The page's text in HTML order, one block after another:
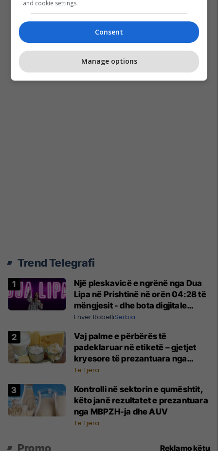
Trend Telegrafi
Një pleskavicë e ngrënë nga Dua
Lipa në Prishtinë në orën 04:28 të
mëngjesit - dhe bota digjitale
serbe shpall gjendjen e luftës
Enver RobelliSerbia
Vaj palme e përbërës të
padeklaruar në etiketë – gjetjet
kryesore të prezantuara nga
AUV-i pas kontrollit në sektorin e
Të Tjera
Kontrolli në sektorin e qumështit,
këto janë rezultatet e prezantuara
nga MBPZH-ja dhe AUV
Të Tjera
Promo Reklamo këtu
and cookie settings.
Consent
Manage options